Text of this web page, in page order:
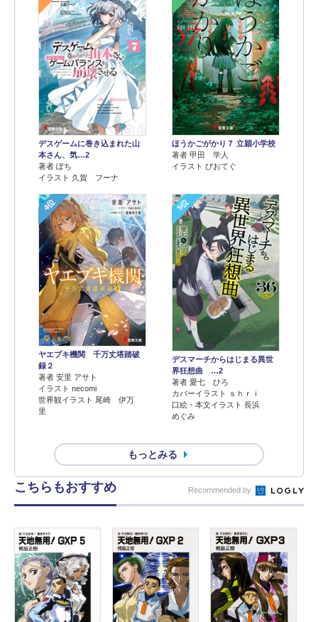
デスゲームに巻き込まれた山
本さん、気…2
著者 ぽち
イラスト 久賀 フーナ
ほうかごがかり７ 立穎小学校
著者 甲田 学人
イラスト ぴおてぐ
4位
ヤエブキ機関 千万丈塔踏破
録２
著者 安里 アサト
イラスト necomi
世界観イラスト 尾崎 伊万
里
5位
デスマーチからはじまる異世
界狂想曲 …2
著者 愛七 ひろ
カバーイラスト ｓｈｒｉ
口絵・本文イラスト 長浜
めぐみ
もっとみる
こちらもおすすめ Recommended by